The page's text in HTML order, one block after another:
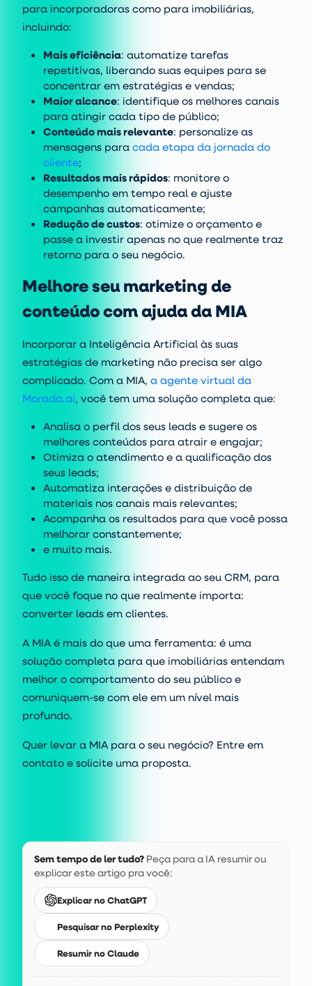
para incorporadoras como para imobiliárias,
incluindo:
Mais eficiência: automatize tarefas
repetitivas, liberando suas equipes para se
concentrar em estratégias e vendas;
Maior alcance: identifique os melhores canais
para atingir cada tipo de público;
Conteúdo mais relevante: personalize as
mensagens para cada etapa da jornada do
cliente;
Resultados mais rápidos: monitore o
desempenho em tempo real e ajuste
campanhas automaticamente;
Redução de custos: otimize o orçamento e
passe a investir apenas no que realmente traz
retorno para o seu negócio.
Melhore seu marketing de
conteúdo com ajuda da MIA
Incorporar a Inteligência Artificial às suas
estratégias de marketing não precisa ser algo
complicado. Com a MIA, a agente virtual da
Morada.ai, você tem uma solução completa que:
Analisa o perfil dos seus leads e sugere os
melhores conteúdos para atrair e engajar;
Otimiza o atendimento e a qualificação dos
seus leads;
Automatiza interações e distribuição de
materiais nos canais mais relevantes;
Acompanha os resultados para que você possa
melhorar constantemente;
e muito mais.
Tudo isso de maneira integrada ao seu CRM, para
que você foque no que realmente importa:
converter leads em clientes.
A MIA é mais do que uma ferramenta: é uma
solução completa para que imobiliárias entendam
melhor o comportamento do seu público e
comuniquem-se com ele em um nível mais
profundo.
Quer levar a MIA para o seu negócio? Entre em
contato e solicite uma proposta.
Sem tempo de ler tudo? Peça para a IA resumir ou
explicar este artigo pra você:
Explicar no ChatGPT
Pesquisar no Perplexity
Resumir no Claude